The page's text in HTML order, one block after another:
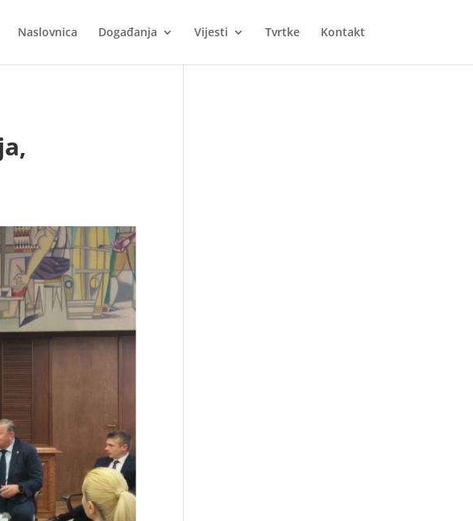
Naslovnica Događanja Vijesti Tvrtke Kontakt